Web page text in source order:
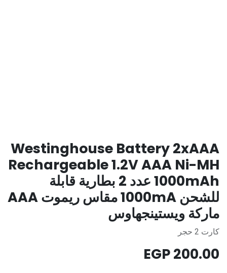
Westinghouse Battery 2xAAA
Rechargeable 1.2V AAA Ni-MH
1000mAh عدد 2 بطارية قابلة
للشحن 1000mA مقاس ريموت AAA
ماركة ويستينجهاوس
كارت 2 حجر
200.00